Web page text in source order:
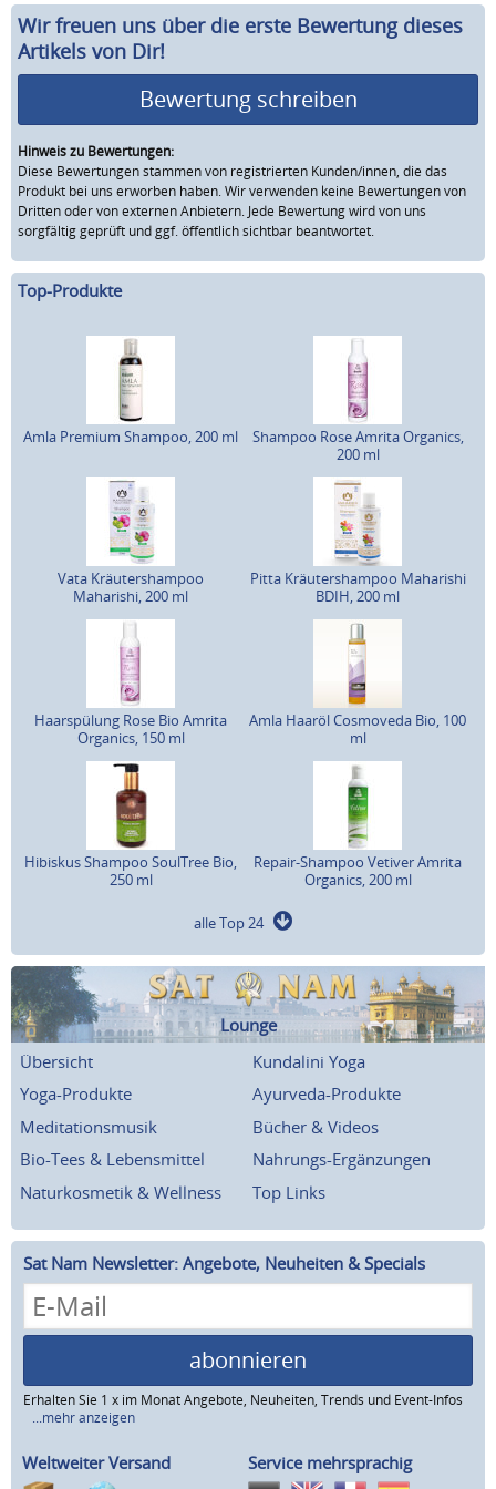
Wir freuen uns über die erste Bewertung dieses
Artikels von Dir!
Bewertung schreiben
Hinweis zu Bewertungen:
Diese Bewertungen stammen von registrierten Kunden/innen, die das
Produkt bei uns erworben haben. Wir verwenden keine Bewertungen von
Dritten oder von externen Anbietern. Jede Bewertung wird von uns
sorgfältig geprüft und ggf. öffentlich sichtbar beantwortet.
Top-Produkte
Amla Premium Shampoo, 200 ml
Shampoo Rose Amrita Organics,
200 ml
Vata Kräutershampoo
Maharishi, 200 ml
Pitta Kräutershampoo Maharishi
BDIH, 200 ml
Haarspülung Rose Bio Amrita
Organics, 150 ml
Amla Haaröl Cosmoveda Bio, 100
ml
Hibiskus Shampoo SoulTree Bio,
250 ml
Repair-Shampoo Vetiver Amrita
Organics, 200 ml
alle Top 24
Lounge
Übersicht
Kundalini Yoga
Yoga-Produkte
Ayurveda-Produkte
Meditationsmusik
Bücher & Videos
Bio-Tees & Lebensmittel
Nahrungs-Ergänzungen
Naturkosmetik & Wellness
Top Links
Sat Nam Newsletter: Angebote, Neuheiten & Specials
abonnieren
Erhalten Sie 1 x im Monat Angebote, Neuheiten, Trends und Event-Infos
...mehr anzeigen
Weltweiter Versand Service mehrsprachig